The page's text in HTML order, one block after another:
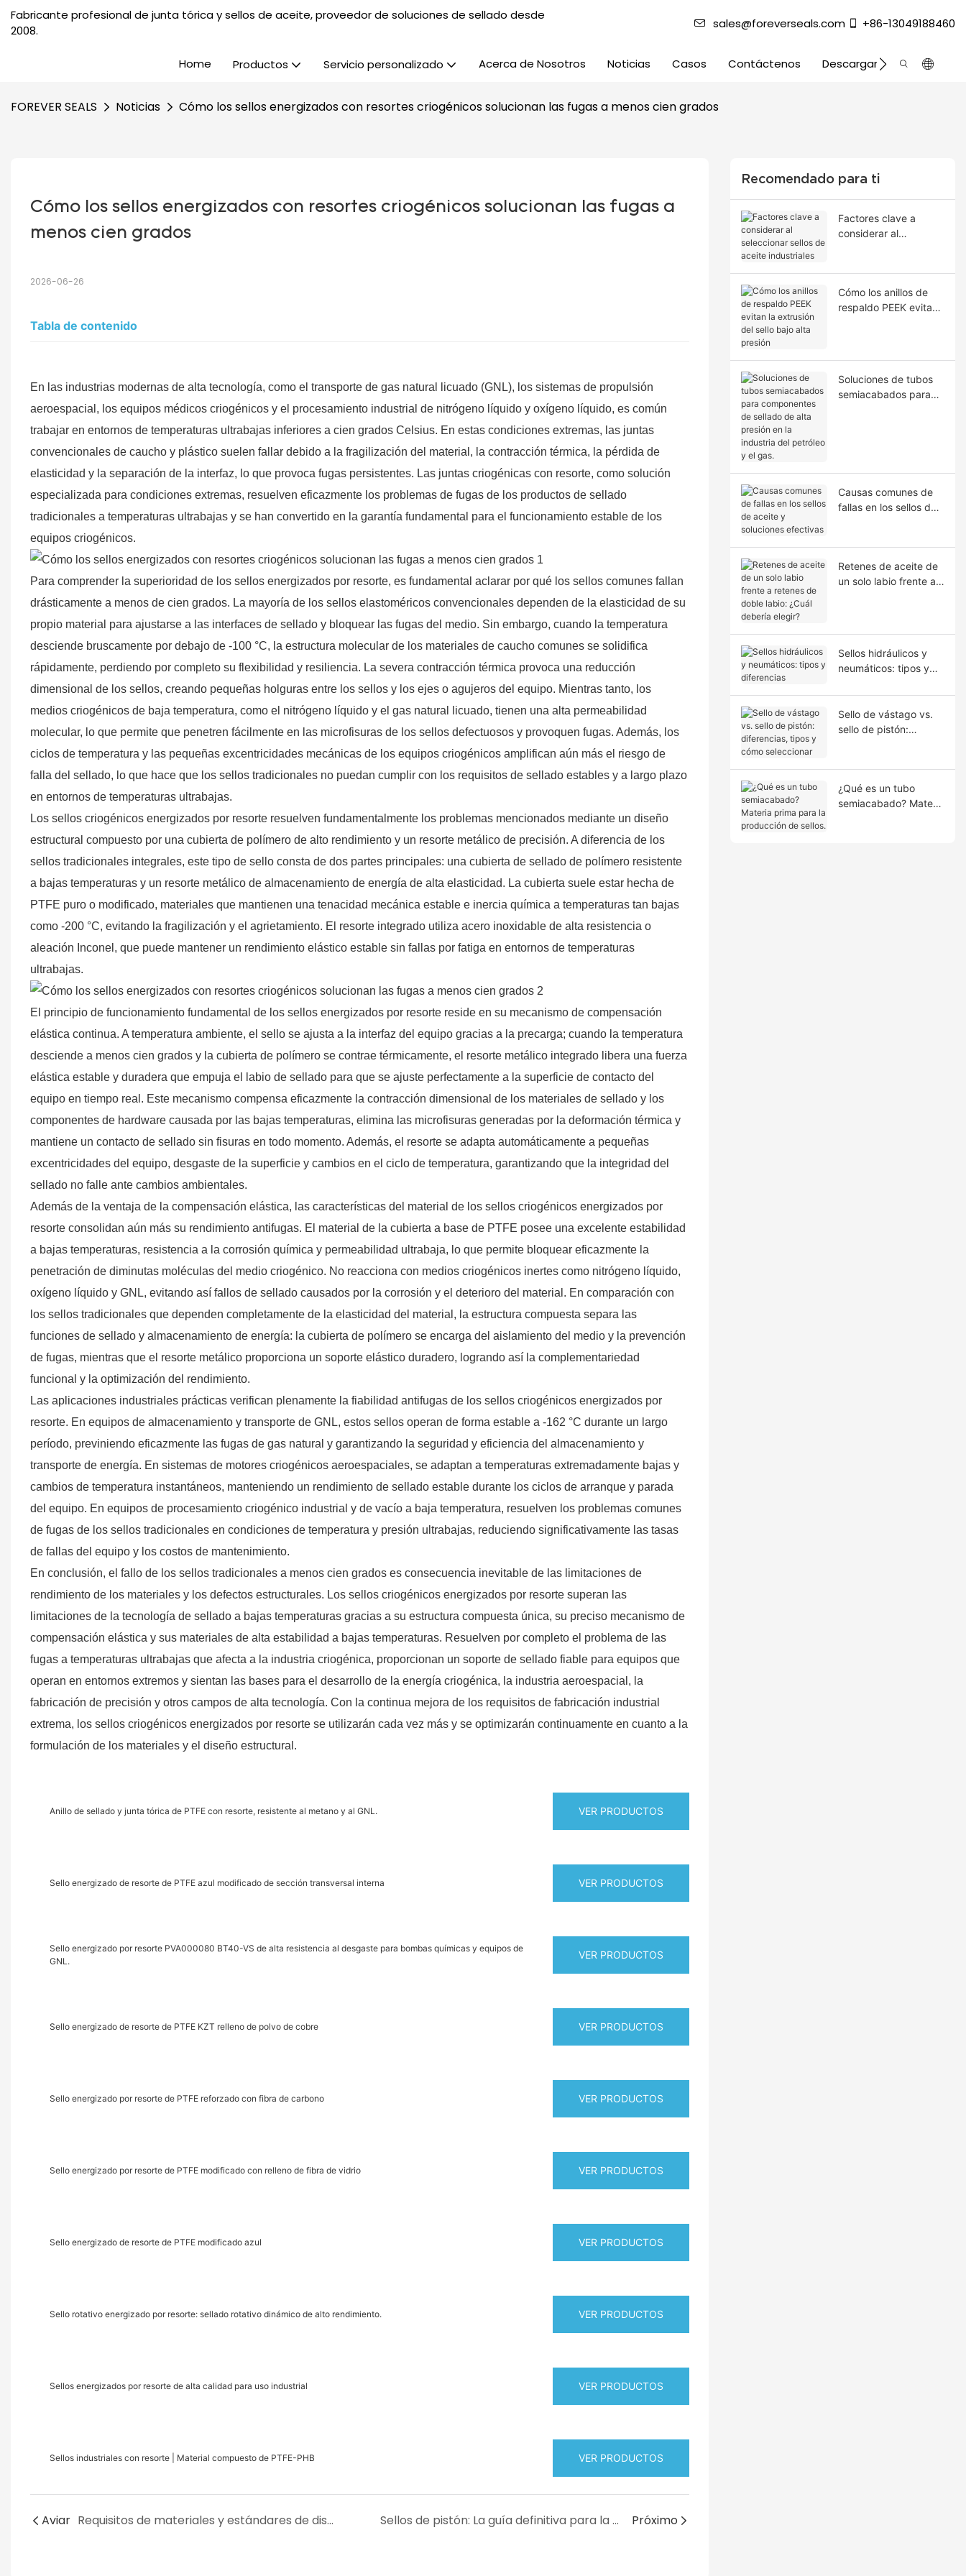
Fabricante profesional de junta tórica y sellos de aceite, proveedor de soluciones de sellado desde
2008.
sales@foreverseals.com +86-13049188460
Home Productos Servicio personalizado Acerca de Nosotros Noticias Casos Contáctenos Descargar
FOREVER SEALS Noticias Cómo los sellos energizados con resortes criogénicos solucionan las fugas a menos cien grados
Cómo los sellos energizados con resortes criogénicos solucionan las fugas a
menos cien grados
2026-06-26
Tabla de contenido
En las industrias modernas de alta tecnología, como el transporte de gas natural licuado (GNL), los sistemas de propulsión
aeroespacial, los equipos médicos criogénicos y el procesamiento industrial de nitrógeno líquido y oxígeno líquido, es común
trabajar en entornos de temperaturas ultrabajas inferiores a cien grados Celsius. En estas condiciones extremas, las juntas
convencionales de caucho y plástico suelen fallar debido a la fragilización del material, la contracción térmica, la pérdida de
elasticidad y la separación de la interfaz, lo que provoca fugas persistentes. Las juntas criogénicas con resorte, como solución
especializada para condiciones extremas, resuelven eficazmente los problemas de fugas de los productos de sellado
tradicionales a temperaturas ultrabajas y se han convertido en la garantía fundamental para el funcionamiento estable de los
equipos criogénicos.
Para comprender la superioridad de los sellos energizados por resorte, es fundamental aclarar por qué los sellos comunes fallan
drásticamente a menos de cien grados. La mayoría de los sellos elastoméricos convencionales dependen de la elasticidad de su
propio material para ajustarse a las interfaces de sellado y bloquear las fugas del medio. Sin embargo, cuando la temperatura
desciende bruscamente por debajo de -100 °C, la estructura molecular de los materiales de caucho comunes se solidifica
rápidamente, perdiendo por completo su flexibilidad y resiliencia. La severa contracción térmica provoca una reducción
dimensional de los sellos, creando pequeñas holguras entre los sellos y los ejes o agujeros del equipo. Mientras tanto, los
medios criogénicos de baja temperatura, como el nitrógeno líquido y el gas natural licuado, tienen una alta permeabilidad
molecular, lo que permite que penetren fácilmente en las microfisuras de los sellos defectuosos y provoquen fugas. Además, los
ciclos de temperatura y las pequeñas excentricidades mecánicas de los equipos criogénicos amplifican aún más el riesgo de
falla del sellado, lo que hace que los sellos tradicionales no puedan cumplir con los requisitos de sellado estables y a largo plazo
en entornos de temperaturas ultrabajas.
Los sellos criogénicos energizados por resorte resuelven fundamentalmente los problemas mencionados mediante un diseño
estructural compuesto por una cubierta de polímero de alto rendimiento y un resorte metálico de precisión. A diferencia de los
sellos tradicionales integrales, este tipo de sello consta de dos partes principales: una cubierta de sellado de polímero resistente
a bajas temperaturas y un resorte metálico de almacenamiento de energía de alta elasticidad. La cubierta suele estar hecha de
PTFE puro o modificado, materiales que mantienen una tenacidad mecánica estable e inercia química a temperaturas tan bajas
como -200 °C, evitando la fragilización y el agrietamiento. El resorte integrado utiliza acero inoxidable de alta resistencia o
aleación Inconel, que puede mantener un rendimiento elástico estable sin fallas por fatiga en entornos de temperaturas
ultrabajas.
El principio de funcionamiento fundamental de los sellos energizados por resorte reside en su mecanismo de compensación
elástica continua. A temperatura ambiente, el sello se ajusta a la interfaz del equipo gracias a la precarga; cuando la temperatura
desciende a menos cien grados y la cubierta de polímero se contrae térmicamente, el resorte metálico integrado libera una fuerza
elástica estable y duradera que empuja el labio de sellado para que se ajuste perfectamente a la superficie de contacto del
equipo en tiempo real. Este mecanismo compensa eficazmente la contracción dimensional de los materiales de sellado y los
componentes de hardware causada por las bajas temperaturas, elimina las microfisuras generadas por la deformación térmica y
mantiene un contacto de sellado sin fisuras en todo momento. Además, el resorte se adapta automáticamente a pequeñas
excentricidades del equipo, desgaste de la superficie y cambios en el ciclo de temperatura, garantizando que la integridad del
sellado no falle ante cambios ambientales.
Además de la ventaja de la compensación elástica, las características del material de los sellos criogénicos energizados por
resorte consolidan aún más su rendimiento antifugas. El material de la cubierta a base de PTFE posee una excelente estabilidad
a bajas temperaturas, resistencia a la corrosión química y permeabilidad ultrabaja, lo que permite bloquear eficazmente la
penetración de diminutas moléculas del medio criogénico. No reacciona con medios criogénicos inertes como nitrógeno líquido,
oxígeno líquido y GNL, evitando así fallos de sellado causados ​​por la corrosión y el deterioro del material. En comparación con
los sellos tradicionales que dependen completamente de la elasticidad del material, la estructura compuesta separa las
funciones de sellado y almacenamiento de energía: la cubierta de polímero se encarga del aislamiento del medio y la prevención
de fugas, mientras que el resorte metálico proporciona un soporte elástico duradero, logrando así la complementariedad
funcional y la optimización del rendimiento.
Las aplicaciones industriales prácticas verifican plenamente la fiabilidad antifugas de los sellos criogénicos energizados por
resorte. En equipos de almacenamiento y transporte de GNL, estos sellos operan de forma estable a -162 °C durante un largo
período, previniendo eficazmente las fugas de gas natural y garantizando la seguridad y eficiencia del almacenamiento y
transporte de energía. En sistemas de motores criogénicos aeroespaciales, se adaptan a temperaturas extremadamente bajas y
cambios de temperatura instantáneos, manteniendo un rendimiento de sellado estable durante los ciclos de arranque y parada
del equipo. En equipos de procesamiento criogénico industrial y de vacío a baja temperatura, resuelven los problemas comunes
de fugas de los sellos tradicionales en condiciones de temperatura y presión ultrabajas, reduciendo significativamente las tasas
de fallas del equipo y los costos de mantenimiento.
En conclusión, el fallo de los sellos tradicionales a menos cien grados es consecuencia inevitable de las limitaciones de
rendimiento de los materiales y los defectos estructurales. Los sellos criogénicos energizados por resorte superan las
limitaciones de la tecnología de sellado a bajas temperaturas gracias a su estructura compuesta única, su preciso mecanismo de
compensación elástica y sus materiales de alta estabilidad a bajas temperaturas. Resuelven por completo el problema de las
fugas a temperaturas ultrabajas que afecta a la industria criogénica, proporcionan un soporte de sellado fiable para equipos que
operan en entornos extremos y sientan las bases para el desarrollo de la energía criogénica, la industria aeroespacial, la
fabricación de precisión y otros campos de alta tecnología. Con la continua mejora de los requisitos de fabricación industrial
extrema, los sellos criogénicos energizados por resorte se utilizarán cada vez más y se optimizarán continuamente en cuanto a la
formulación de los materiales y el diseño estructural.
Anillo de sellado y junta tórica de PTFE con resorte, resistente al metano y al GNL. VER PRODUCTOS
Sello energizado de resorte de PTFE azul modificado de sección transversal interna VER PRODUCTOS
Sello energizado por resorte PVA000080 BT40-VS de alta resistencia al desgaste para bombas químicas y equipos de
GNL.
VER PRODUCTOS
Sello energizado de resorte de PTFE KZT relleno de polvo de cobre VER PRODUCTOS
Sello energizado por resorte de PTFE reforzado con fibra de carbono VER PRODUCTOS
Sello energizado por resorte de PTFE modificado con relleno de fibra de vidrio VER PRODUCTOS
Sello energizado de resorte de PTFE modificado azul VER PRODUCTOS
Sello rotativo energizado por resorte: sellado rotativo dinámico de alto rendimiento. VER PRODUCTOS
Sellos energizados por resorte de alta calidad para uso industrial VER PRODUCTOS
Sellos industriales con resorte | Material compuesto de PTFE-PHB VER PRODUCTOS
Aviar Requisitos de materiales y estándares de diseño de sellos criogénicos para la industria aeroespacial. Sellos de pistón: La guía definitiva para la eficiencia y la ausencia de fugas en la hidráulica. Próximo
Recomendado para ti
Factores clave a
considerar al
Cómo los anillos de
respaldo PEEK evitan
Soluciones de tubos
semiacabados para
Causas comunes de
fallas en los sellos de
Retenes de aceite de
un solo labio frente a
Sellos hidráulicos y
neumáticos: tipos y
Sello de vástago vs.
sello de pistón:
¿Qué es un tubo
semiacabado? Materia